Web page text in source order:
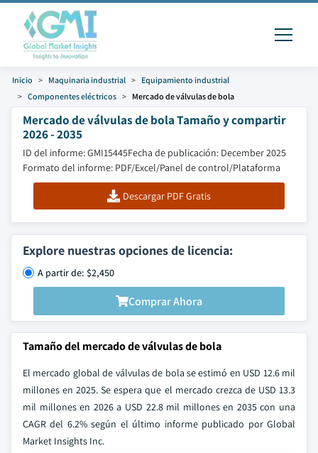
Inicio Maquinaria industrial
Equipamiento industrial
Componentes eléctricos
Mercado de válvulas de bola
Mercado de válvulas de bola Tamaño y compartir
2026 - 2035
ID del informe: GMI15445Fecha de publicación: December 2025
Formato del informe: PDF/Excel/Panel de control/Plataforma
Descargar PDF Gratis
Explore nuestras opciones de licencia:
A partir de: $2,450
Comprar Ahora
Tamaño del mercado de válvulas de bola
El mercado global de válvulas de bola se estimó en USD 12.6 mil
millones en 2025. Se espera que el mercado crezca de USD 13.3
mil millones en 2026 a USD 22.8 mil millones en 2035 con una
CAGR del 6.2% según el último informe publicado por Global
Market Insights Inc.